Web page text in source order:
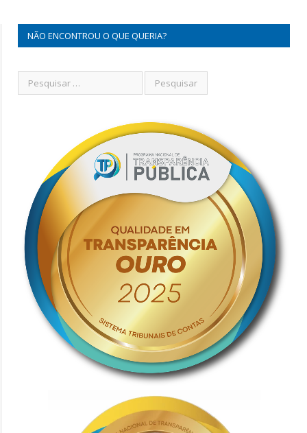
NÃO ENCONTROU O QUE QUERIA?